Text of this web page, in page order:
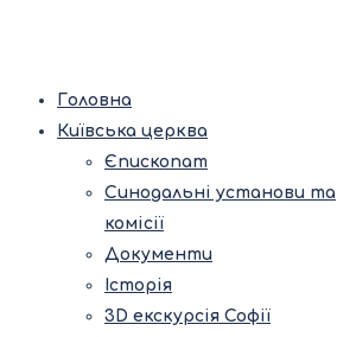
Головна
Київська церква
Єпископат
Синодальні установи та
комісії
Документи
Історія
3D екскурсія Софії